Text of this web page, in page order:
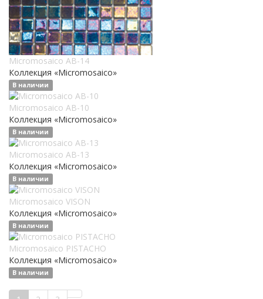
Micromosaico AB-14
Коллекция «Micromosaico»
В наличии
Micromosaico AB-10
Коллекция «Micromosaico»
В наличии
Micromosaico AB-13
Коллекция «Micromosaico»
В наличии
Micromosaico VISON
Коллекция «Micromosaico»
В наличии
Micromosaico PISTACHO
Коллекция «Micromosaico»
В наличии